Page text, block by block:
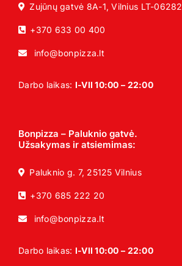
Zujūnų gatvė 8A-1, Vilnius LT-06282
+370 633 00 400
info@bonpizza.lt
Darbo laikas: I-VII 10:00 – 22:00
Bonpizza – Paluknio gatvė.
Užsakymas ir atsiemimas:
Paluknio g. 7, 25125 Vilnius
+370 685 222 20
info@bonpizza.lt
Darbo laikas: I-VII 10:00 – 22:00